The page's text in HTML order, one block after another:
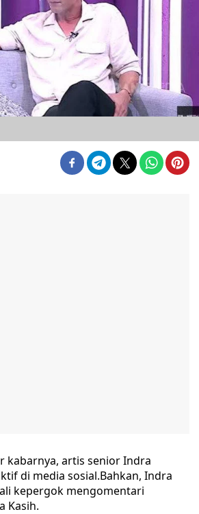
kabarnya, artis senior Indra
di media sosial.Bahkan, Indra
kepergok mengomentari
Kasih.